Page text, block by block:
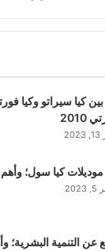
كيا سول؛ وأهم 3 موديلات منهم